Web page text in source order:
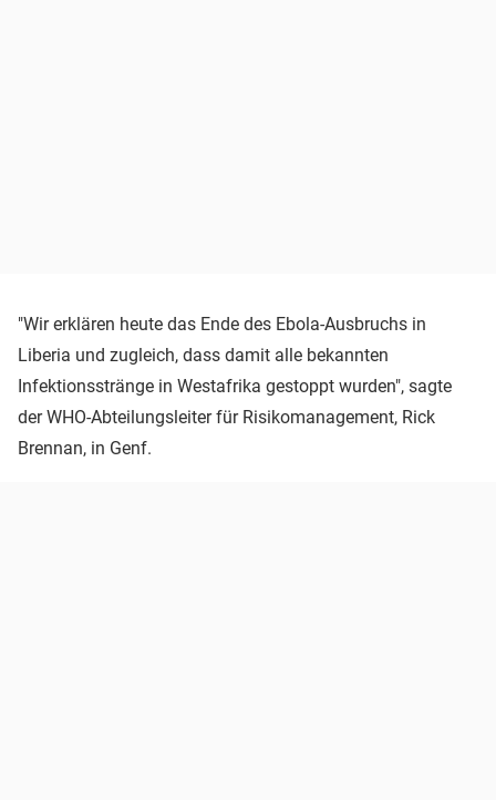
"Wir erklären heute das Ende des Ebola-Ausbruchs in
Liberia und zugleich, dass damit alle bekannten
Infektionsstränge in Westafrika gestoppt wurden", sagte
der WHO-Abteilungsleiter für Risikomanagement, Rick
Brennan, in Genf.